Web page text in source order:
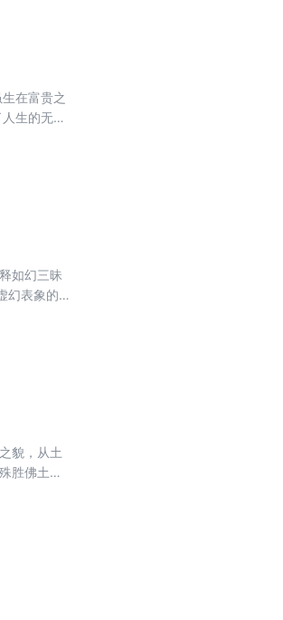
在富贵之
生的无
如幻三昧
幻表象的
貌，从土
胜佛土的